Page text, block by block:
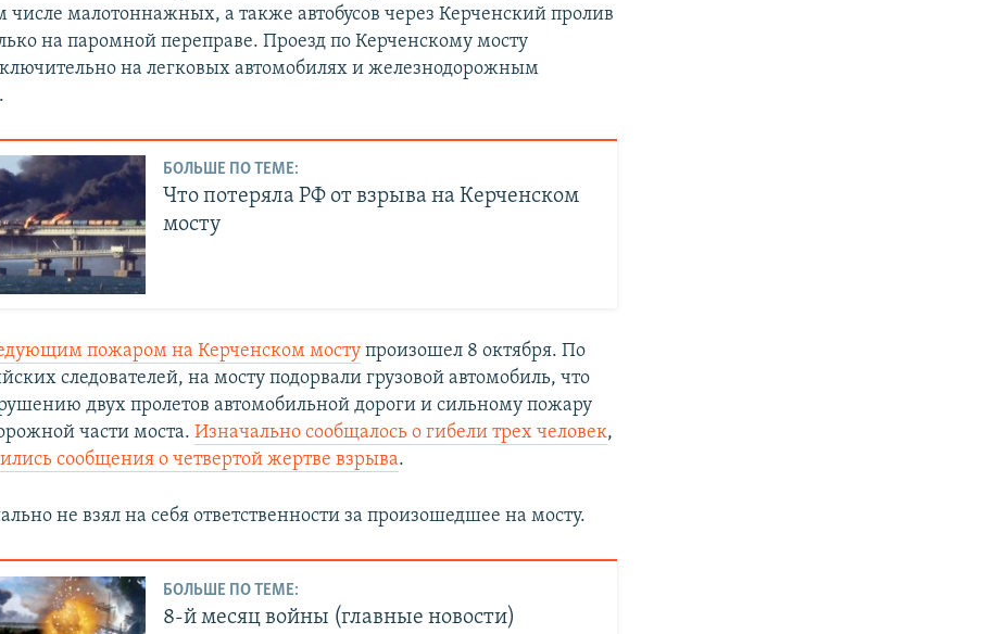
числе малотоннажных, а также автобусов через Керченский пролив
на паромной переправе. Проезд по Керченскому мосту
на легковых автомобилях и железнодорожным
БОЛЬШЕ ПО ТЕМЕ:
Что потеряла РФ от взрыва на Керченском
мосту
пожаром на Керченском мосту произошел 8 октября. По
следователей, на мосту подорвали грузовой автомобиль, что
двух пролетов автомобильной дороги и сильному пожару
части моста.Изначально сообщалось о гибели трех человек,
сообщения о четвертой жертве взрыва.
не взял на себя ответственности за произошедшее на мосту.
БОЛЬШЕ ПО ТЕМЕ:
8-й месяц войны (главные новости)